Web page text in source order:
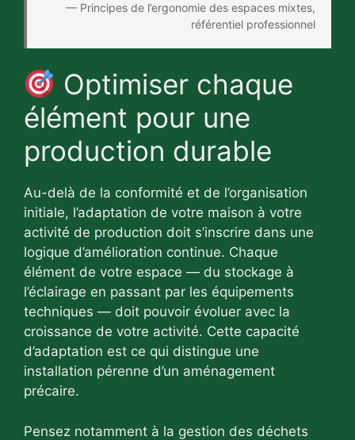
— Principes de l’ergonomie des espaces mixtes,
référentiel professionnel
Optimiser chaque
élément pour une
production durable
Au-delà de la conformité et de l’organisation
initiale, l’adaptation de votre maison à votre
activité de production doit s’inscrire dans une
logique d’amélioration continue. Chaque
élément de votre espace — du stockage à
l’éclairage en passant par les équipements
techniques — doit pouvoir évoluer avec la
croissance de votre activité. Cette capacité
d’adaptation est ce qui distingue une
installation pérenne d’un aménagement
précaire.
Pensez notamment à la gestion des déchets